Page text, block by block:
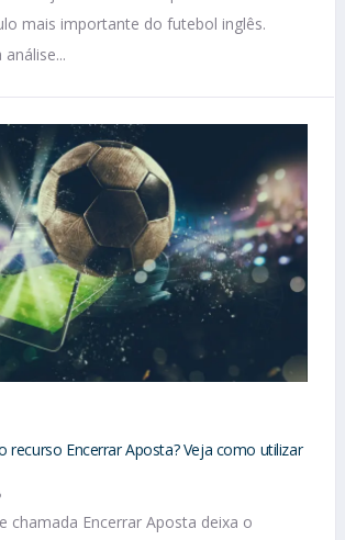
mais importante do futebol inglês.
recurso Encerrar Aposta? Veja como utilizar
chamada Encerrar Aposta deixa o